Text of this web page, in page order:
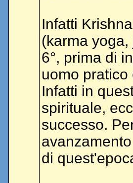
Infatti
(karma
6°, prima di
uomo
Infatti in
spirituale,
successo.
di